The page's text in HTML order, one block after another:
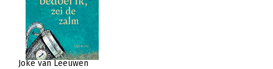
Joke van Leeuwen